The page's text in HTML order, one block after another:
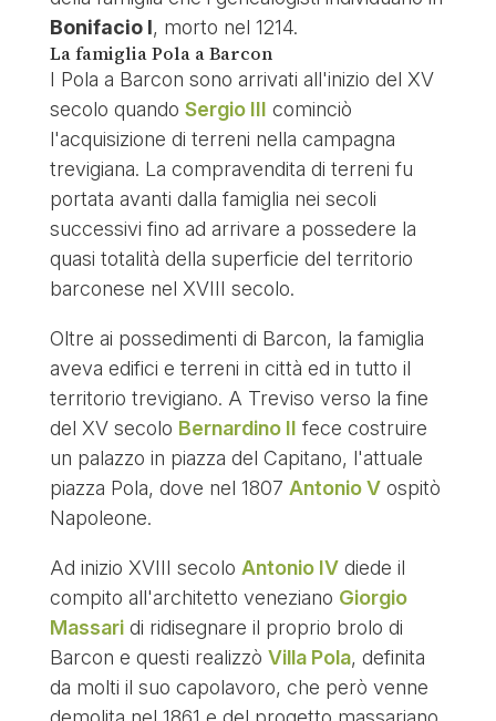
Bonifacio I, morto nel 1214.
La famiglia Pola a Barcon
I Pola a Barcon sono arrivati all'inizio del XV
secolo quando Sergio III cominciò
l'acquisizione di terreni nella campagna
trevigiana. La compravendita di terreni fu
portata avanti dalla famiglia nei secoli
successivi fino ad arrivare a possedere la
quasi totalità della superficie del territorio
barconese nel XVIII secolo.
Oltre ai possedimenti di Barcon, la famiglia
aveva edifici e terreni in città ed in tutto il
territorio trevigiano. A Treviso verso la fine
del XV secolo Bernardino II fece costruire
un palazzo in piazza del Capitano, l'attuale
piazza Pola, dove nel 1807 Antonio Vospitò
Napoleone.
Ad inizio XVIII secolo Antonio IVdiede il
compito all'architetto veneziano Giorgio
Massaridi ridisegnare il proprio brolo di
Barcon e questi realizzò Villa Pola, definita
da molti il suo capolavoro, che però venne